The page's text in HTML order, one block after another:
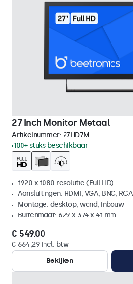
27 Inch Monitor Metaal
Artikelnummer: 27HD7M
100+ stuks beschikbaar
1920 x 1080 resolutie (Full HD)
Aansluitingen: HDMI, VGA, BNC, RCA
Montage: desktop, wand, inbouw
Buitenmaat: 629 x 374 x 41 mm
€ 549,00
€ 664,29 incl. btw
Bekijken